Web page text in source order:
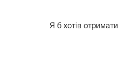
Я б хотів